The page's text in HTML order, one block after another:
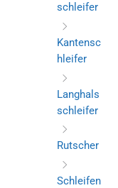
schleifer
Kantensc
hleifer
Langhals
schleifer
Rutscher
Schleifen